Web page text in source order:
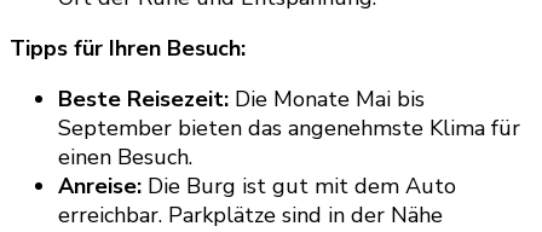
Tipps für Ihren Besuch:
Beste Reisezeit: Die Monate Mai bis
September bieten das angenehmste Klima für
einen Besuch.
Anreise: Die Burg ist gut mit dem Auto
erreichbar. Parkplätze sind in der Nähe